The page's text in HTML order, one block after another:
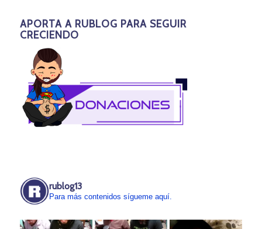
APORTA A RUBLOG PARA SEGUIR
CRECIENDO
rublog13
Para más contenidos sígueme aquí.